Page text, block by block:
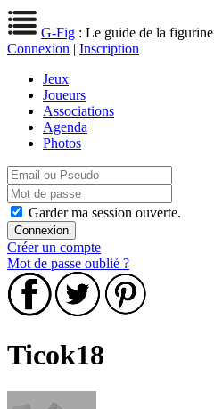
G-Fig : Le guide de la figurine
Connexion | Inscription
Jeux
Joueurs
Associations
Agenda
Photos
Garder ma session ouverte.
Créer un compte
Mot de passe oublié ?
Ticok18